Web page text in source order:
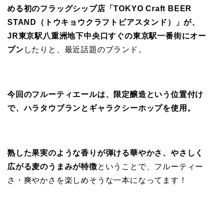
める初のフラッグシップ店「TOKYO Craft BEER
STAND（トウキョウクラフトビアスタンド）」が、
JR東京駅八重洲地下中央口すぐの東京駅一番街にオー
プン したりと、最近話題のブランド。
今回のフルーティエールは、限定醸造という位置付け
で、ハラタウブランとギャラクシーホップを使用。
熟した果実のような香りが弾ける華やかさ、やさしく
広がる麦のうまみが特徴ということで、フルーティー
さ・爽やかさを楽しめそうな一本になってます！